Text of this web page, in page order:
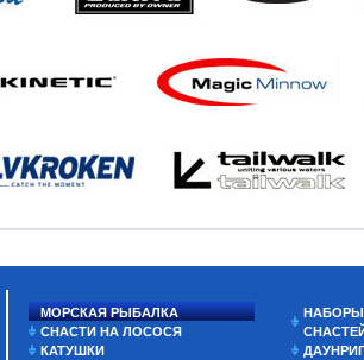
МОРСКАЯ РЫБАЛКА
СНАСТИ НА ЛОСОСЯ
КАТУШКИ